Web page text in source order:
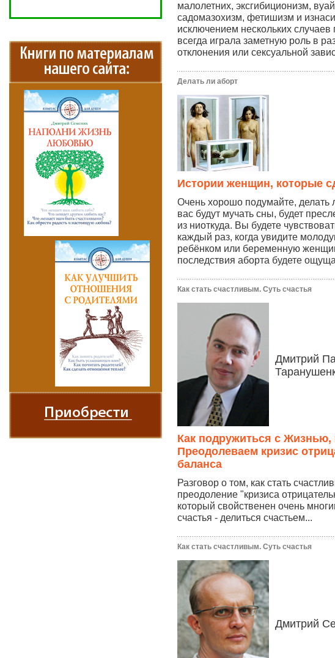
малолетних, эксгибиционизм,
садомазохизм, фетишизм и
исключением нескольких
всегда играла заметную роль в
отклонения или сексуальной
Делать ли аборт
Истории женщин, которые
Очень хорошо подумайте, делать
вас будут мучать сны, будет
из ниоткуда. Вы будете
каждый раз, когда увидите
ребёнком или беременную
последствия аборта будете
Как стать счастливым. Суть счастья
Дмитрий
Как подружиться с Жизнью,
Преодолеваем кризис
баланса
Разговор о том, как стать
преодоление "кризиса
который свойственен очень
счастья - делиться счастьем...
Как стать счастливым. Суть счастья
Дмитрий